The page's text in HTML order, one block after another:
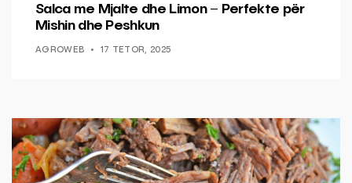
Salca me Mjalte dhe Limon – Perfekte për
Mishin dhe Peshkun
AGROWEB 17 TETOR, 2025